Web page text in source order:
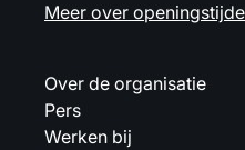
Meer over
Over de organisatie
Pers
Werken bij